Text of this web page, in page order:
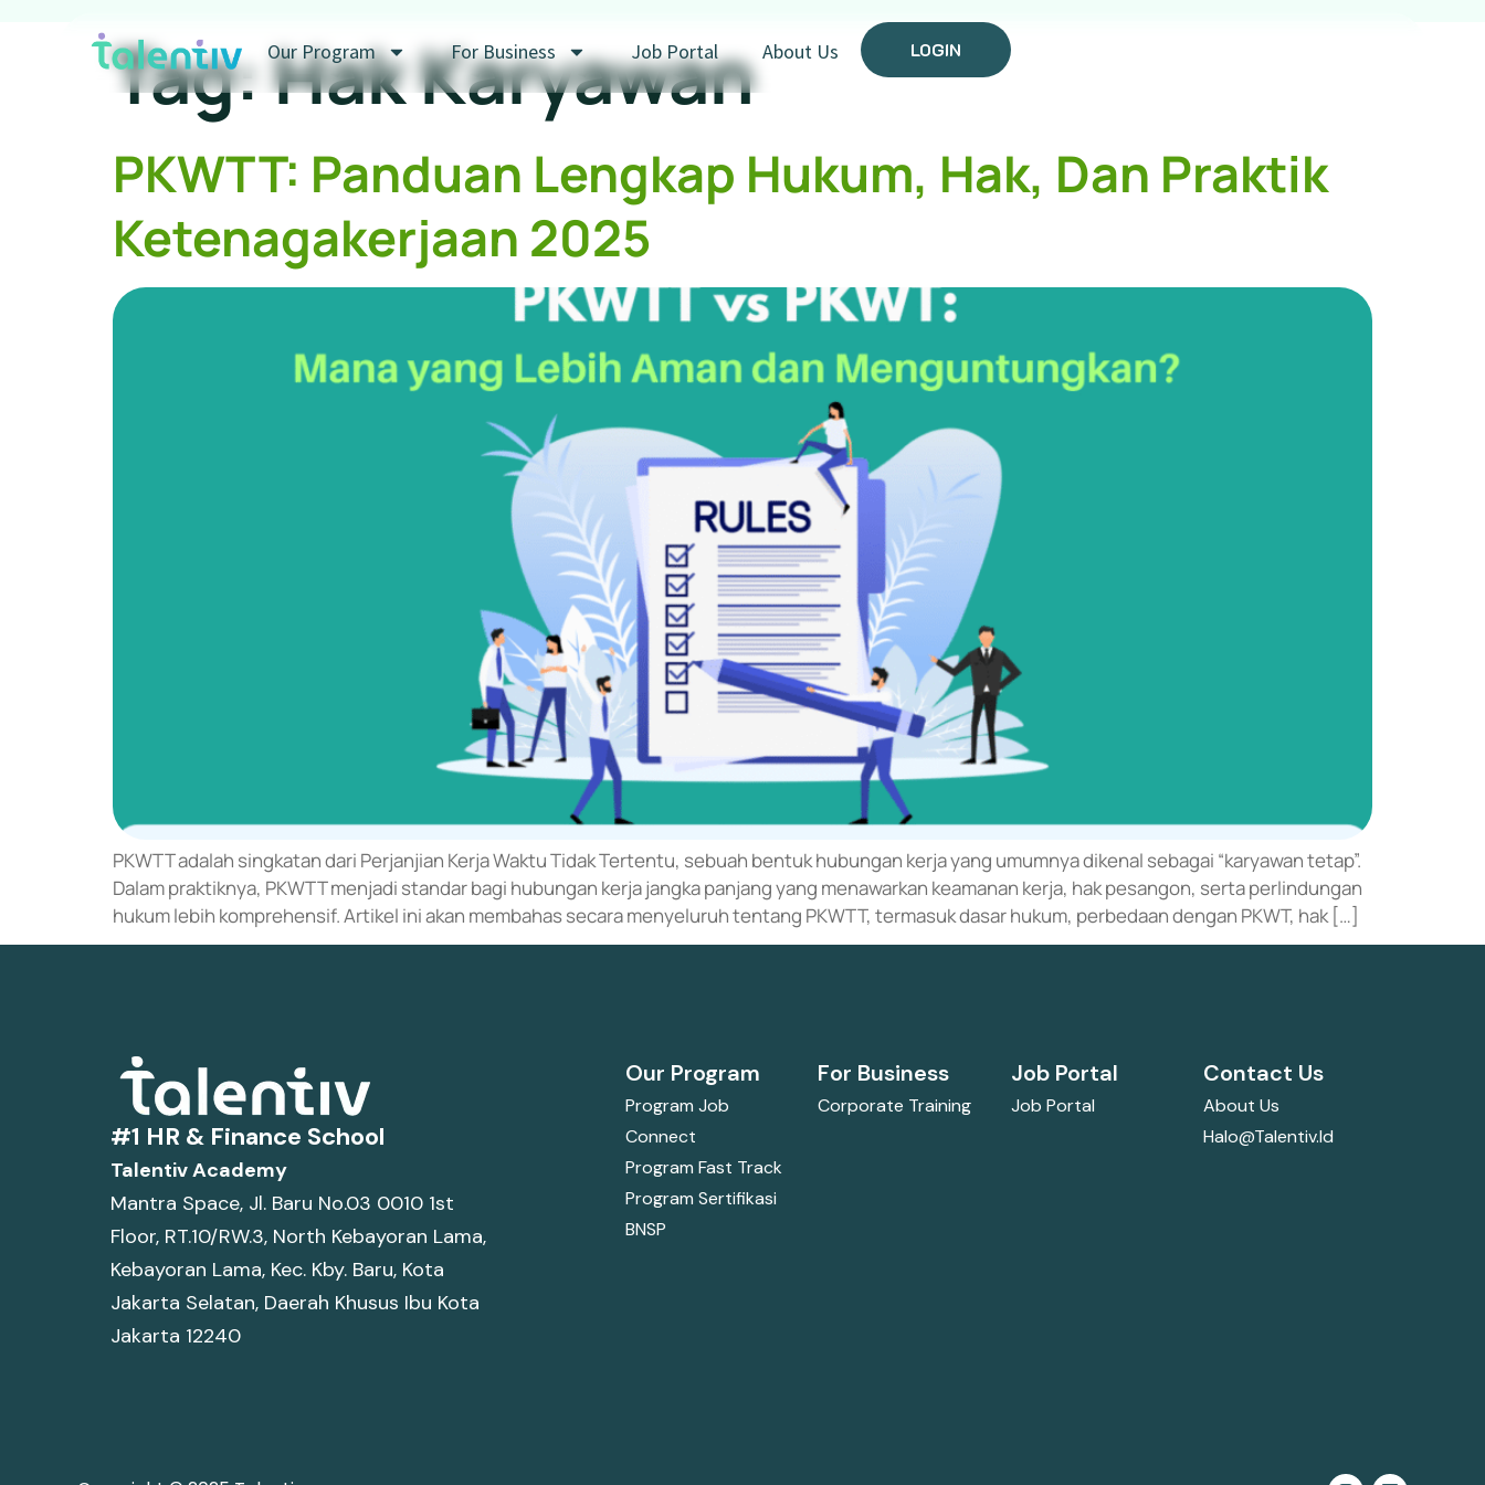
Our Program For Business Job Portal About Us LOGIN
Tag:Hak Karyawan
PKWTT: Panduan Lengkap Hukum, Hak, Dan Praktik
Ketenagakerjaan 2025
PKWTT adalah singkatan dari Perjanjian Kerja Waktu Tidak Tertentu, sebuah bentuk hubungan kerja yang umumnya dikenal sebagai “karyawan tetap”.
Dalam praktiknya, PKWTT menjadi standar bagi hubungan kerja jangka panjang yang menawarkan keamanan kerja, hak pesangon, serta perlindungan
hukum lebih komprehensif. Artikel ini akan membahas secara menyeluruh tentang PKWTT, termasuk dasar hukum, perbedaan dengan PKWT, hak […]
#1 HR & Finance School
Talentiv Academy
Mantra Space, Jl. Baru No.03 0010 1st
Floor, RT.10/RW.3, North Kebayoran Lama,
Kebayoran Lama, Kec. Kby. Baru, Kota
Jakarta Selatan, Daerah Khusus Ibu Kota
Jakarta 12240
Our Program
Program Job
Connect
Program Fast Track
Program Sertifikasi
BNSP
For Business
Corporate Training
Job Portal
Job Portal
Contact Us
About Us
Halo@talentiv.id